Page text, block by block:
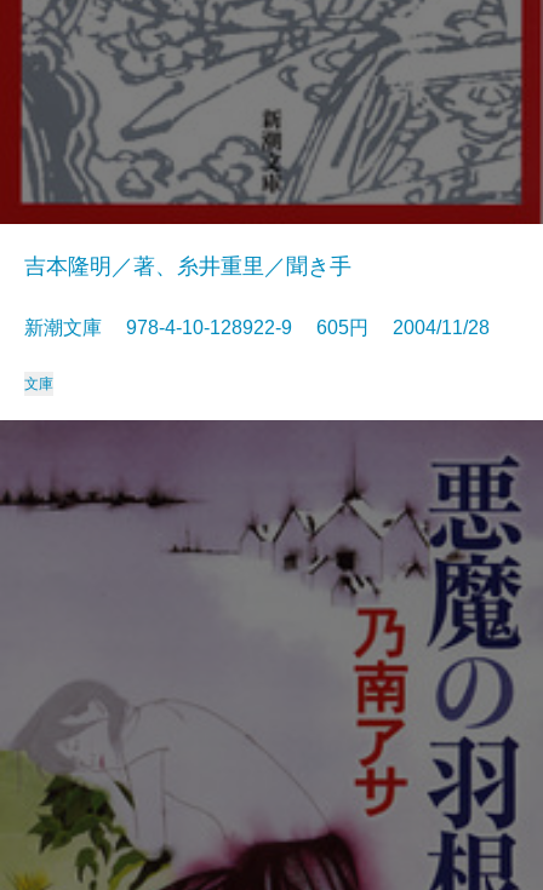
吉本隆明／著、糸井重里／聞き手
新潮文庫 978-4-10-128922-9 605円 2004/11/28
文庫